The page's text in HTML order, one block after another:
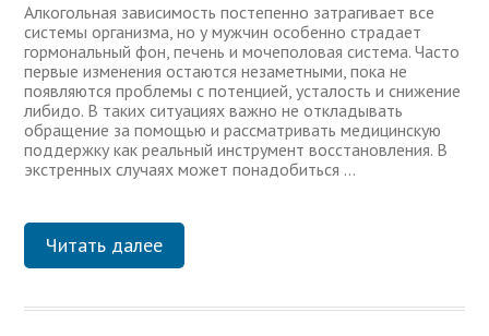
Алкогольная зависимость постепенно затрагивает все
системы организма, но у мужчин особенно страдает
гормональный фон, печень и мочеполовая система. Часто
первые изменения остаются незаметными, пока не
появляются проблемы с потенцией, усталость и снижение
либидо. В таких ситуациях важно не откладывать
обращение за помощью и рассматривать медицинскую
поддержку как реальный инструмент восстановления. В
экстренных случаях может понадобиться …
Читать далее